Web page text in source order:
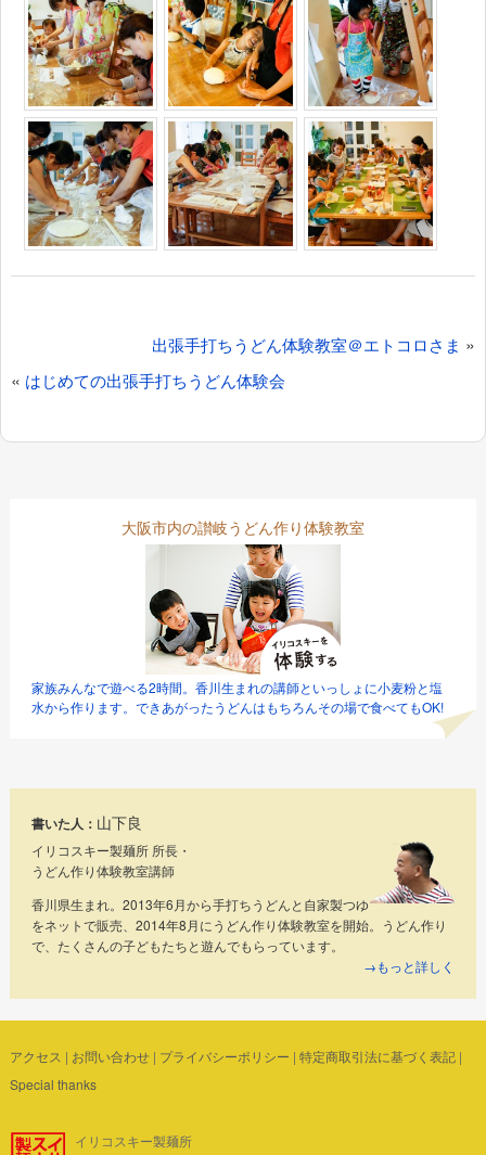
稿
出張手打ちうどん体験教室＠エトコロさま »
« はじめての出張手打ちうどん体験会
大阪市内の讃岐うどん作り体験教室
家族みんなで遊べる2時間。香川生まれの講師といっしょに小麦粉と塩
水から作ります。できあがったうどんはもちろんその場で食べてもOK!
書いた人： 山下良
イリコスキー製麺所 所長・
うどん作り体験教室講師
香川県生まれ。2013年6月から手打ちうどんと自家製つゆ
をネットで販売、2014年8月にうどん作り体験教室を開始。うどん作り
で、たくさんの子どもたちと遊んでもらっています。
→もっと詳しく
アクセス | お問い合わせ| プライバシーポリシー | 特定商取引法に基づく表記|
Special thanks
イリコスキー製麺所